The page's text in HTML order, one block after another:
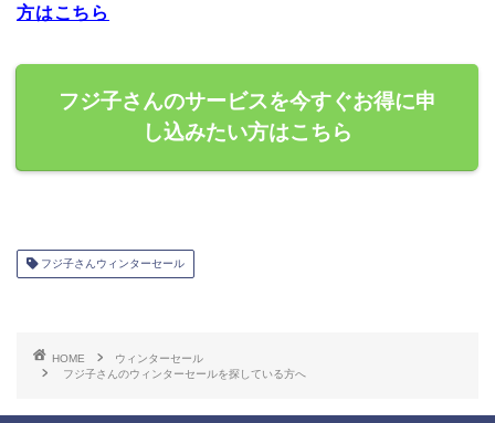
方はこちら
フジ子さんのサービスを今すぐお得に申
し込みたい方はこちら
フジ子さんウィンターセール
HOME
ウィンターセール
フジ子さんのウィンターセールを探している方へ